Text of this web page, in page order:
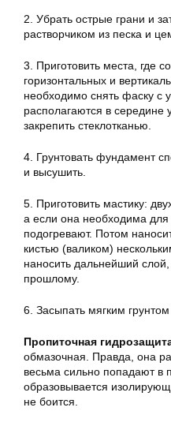
2. Убрать острые грани и
растворчиком из песка и
3. Приготовить места, где
горизонтальных и
необходимо снять фаску с
располагаются в середине
закрепить стеклотканью.
4. Грунтовать фундамент
и высушить.
5. Приготовить мастику:
а если она необходима
подогревают. Потом
кистью (валиком)
наносить дальнейший
прошлому.
6. Засыпать мягким
Пропиточная
обмазочная. Правда, она
весьма сильно попадают в
образовывается
не боится.